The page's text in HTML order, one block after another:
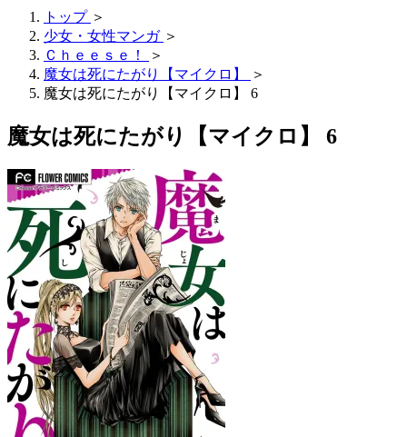
トップ ＞
少女・女性マンガ ＞
Ｃｈｅｅｓｅ！
＞
魔女は死にたがり【マイクロ】
＞
魔女は死にたがり【マイクロ】 6
魔女は死にたがり【マイクロ】 6